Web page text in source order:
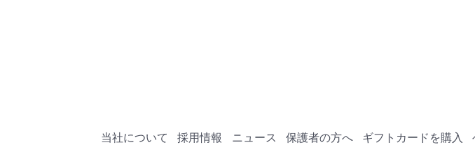
当社について 採用情報 ニュース 保護者の方へ ギフトカードを購入